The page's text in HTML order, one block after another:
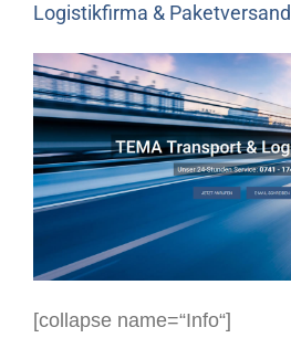
Logistikfirma & Paketversand
[collapse name=“Info“]